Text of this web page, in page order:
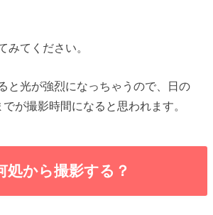
みてください。
と光が強烈になっちゃうので、日の
が撮影時間になると思われます。
処から撮影する？